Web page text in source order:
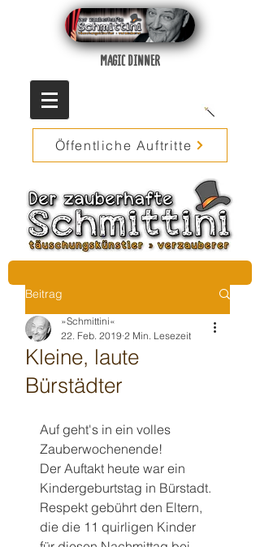
MAGIC DINNER
Öffentliche Auftritte
Beitrag
Kleine, laute
Bürstädter
»Schmittini«
22. Feb. 2019 2 Min. Lesezeit
Auf geht's in ein volles
Zauberwochenende!
Der Auftakt heute war ein
Kindergeburtstag in Bürstadt.
Respekt gebührt den Eltern,
die die 11 quirligen Kinder